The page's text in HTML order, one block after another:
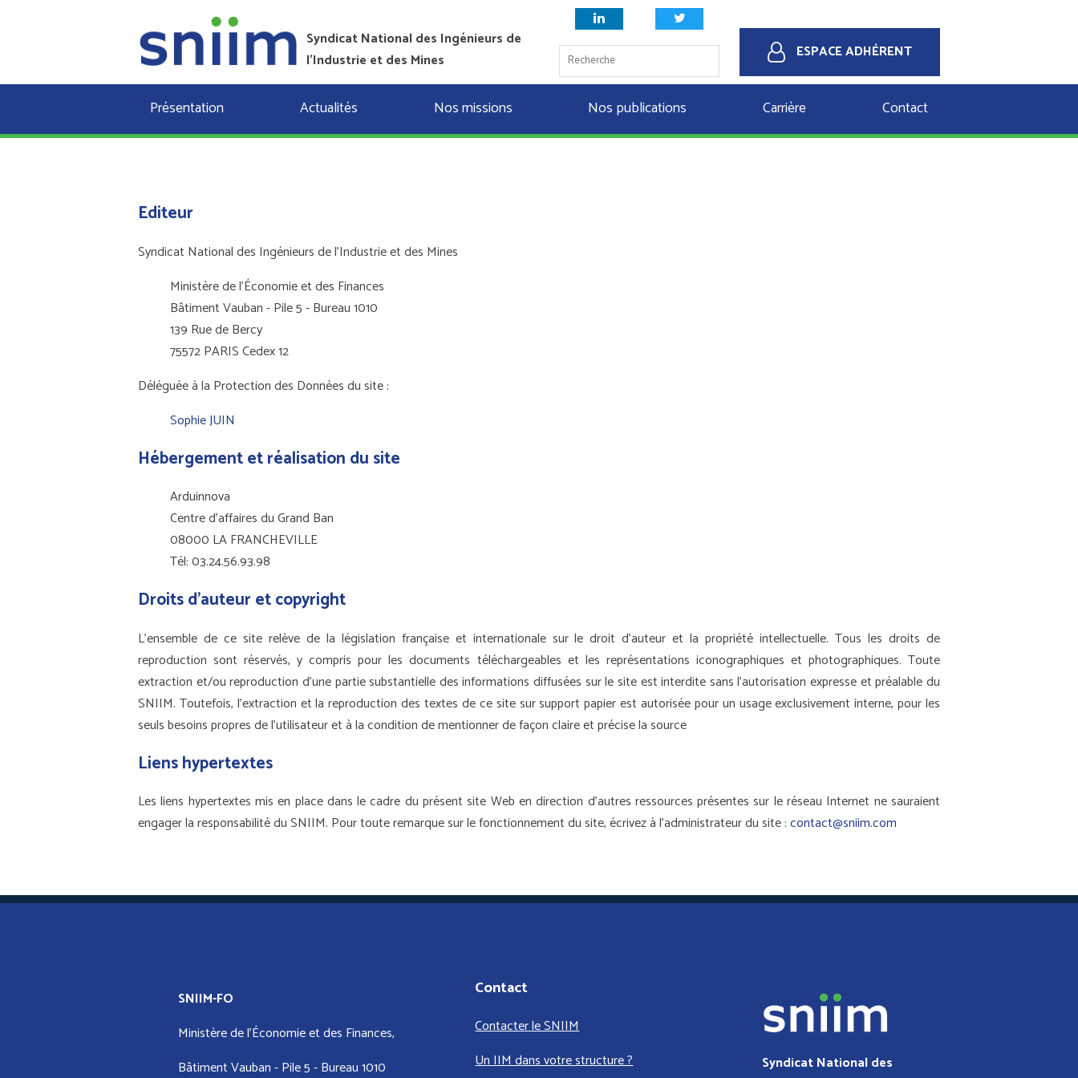
Syndicat National des Ingénieurs de
l'Industrie et des Mines
ESPACE ADHÉRENT
Présentation Actualités Nos missions Nos publications Carrière Contact
Editeur
Syndicat National des Ingénieurs de l'Industrie et des Mines
Ministère de l’Économie et des Finances
Bâtiment Vauban - Pile 5 - Bureau 1010
139 Rue de Bercy
75572 PARIS Cedex 12
Déléguée à la Protection des Données du site :
Sophie JUIN
Hébergement et réalisation du site
Arduinnova
Centre d'affaires du Grand Ban
08000 LA FRANCHEVILLE
Tél: 03.24.56.93.98
Droits d’auteur et copyright
L’ensemble de ce site relève de la législation française et internationale sur le droit d’auteur et la propriété intellectuelle. Tous les droits de
reproduction sont réservés, y compris pour les documents téléchargeables et les représentations iconographiques et photographiques. Toute
extraction et/ou reproduction d’une partie substantielle des informations diffusées sur le site est interdite sans l’autorisation expresse et préalable du
SNIIM. Toutefois, l’extraction et la reproduction des textes de ce site sur support papier est autorisée pour un usage exclusivement interne, pour les
seuls besoins propres de l’utilisateur et à la condition de mentionner de façon claire et précise la source
Liens hypertextes
Les liens hypertextes mis en place dans le cadre du présent site Web en direction d’autres ressources présentes sur le réseau Internet ne sauraient
engager la responsabilité du SNIIM. Pour toute remarque sur le fonctionnement du site, écrivez à l'administrateur du site :contact@sniim.com
SNIIM-FO
Ministère de l’Économie et des Finances,
Bâtiment Vauban - Pile 5 - Bureau 1010
Contact
Contacter le SNIIM
Un IIM dans votre structure ?
Syndicat National des